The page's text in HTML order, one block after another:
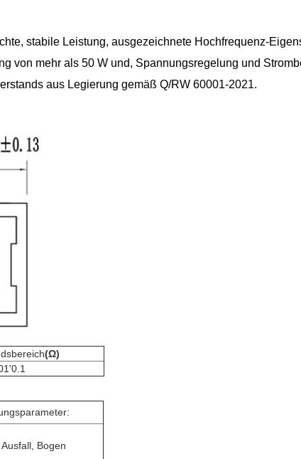
stabile Leistung, ausgezeichnete Hochfrequenz-
von mehr als 50 W und, Spannungsregelung und
aus Legierung gemäß Q/RW 60001-2021.
(Ω)
Ausfall, Bogen